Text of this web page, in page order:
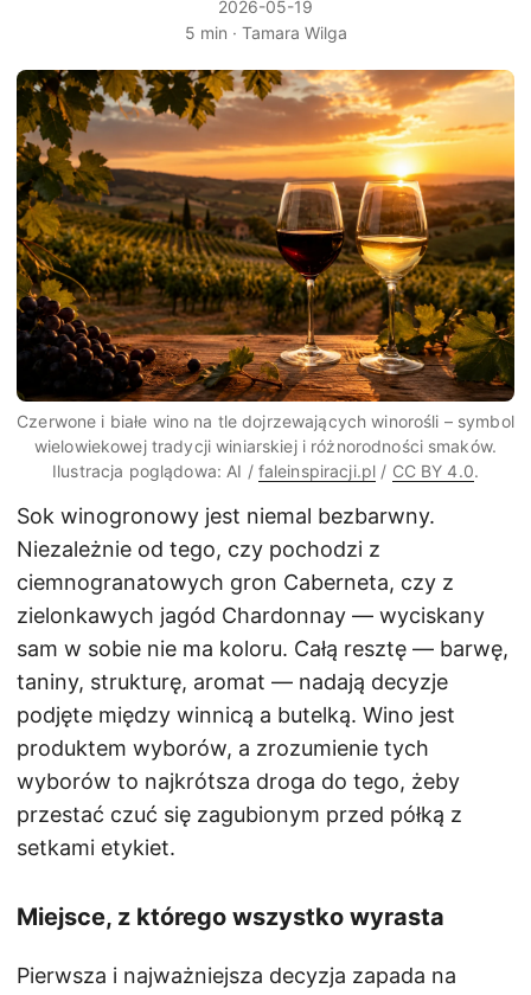
2026-05-19
5 min · Tamara Wilga
Czerwone i białe wino na tle dojrzewających winorośli – symbol
wielowiekowej tradycji winiarskiej i różnorodności smaków.
Ilustracja poglądowa: AI / faleinspiracji.pl / CC BY 4.0.
Sok winogronowy jest niemal bezbarwny.
Niezależnie od tego, czy pochodzi z
ciemnogranatowych gron Caberneta, czy z
zielonkawych jagód Chardonnay — wyciskany
sam w sobie nie ma koloru. Całą resztę — barwę,
taniny, strukturę, aromat — nadają decyzje
podjęte między winnicą a butelką. Wino jest
produktem wyborów, a zrozumienie tych
wyborów to najkrótsza droga do tego, żeby
przestać czuć się zagubionym przed półką z
setkami etykiet.
Miejsce, z którego wszystko wyrasta
Pierwsza i najważniejsza decyzja zapada na